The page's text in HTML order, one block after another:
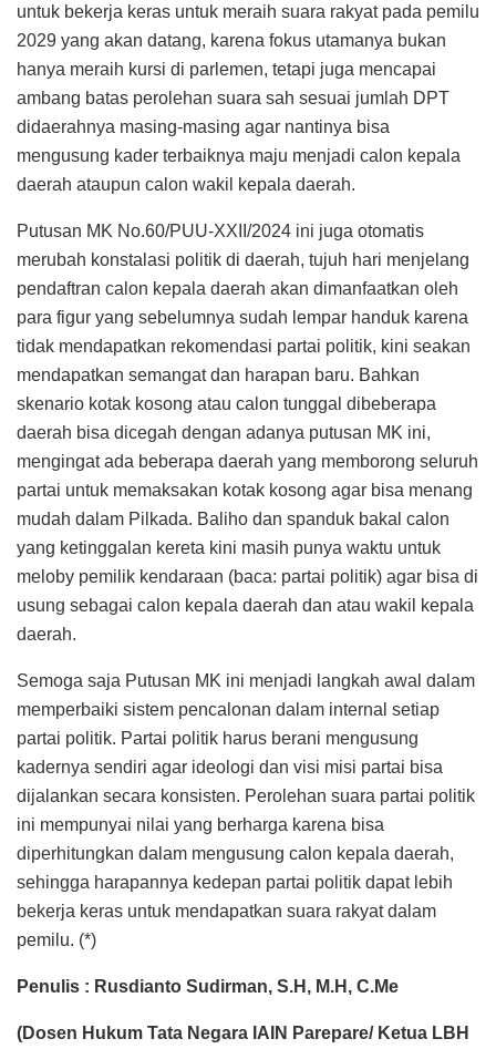
untuk bekerja keras untuk meraih suara rakyat pada pemilu
2029 yang akan datang, karena fokus utamanya bukan
hanya meraih kursi di parlemen, tetapi juga mencapai
ambang batas perolehan suara sah sesuai jumlah DPT
didaerahnya masing-masing agar nantinya bisa
mengusung kader terbaiknya maju menjadi calon kepala
daerah ataupun calon wakil kepala daerah.
Putusan MK No.60/PUU-XXII/2024 ini juga otomatis
merubah konstalasi politik di daerah, tujuh hari menjelang
pendaftran calon kepala daerah akan dimanfaatkan oleh
para figur yang sebelumnya sudah lempar handuk karena
tidak mendapatkan rekomendasi partai politik, kini seakan
mendapatkan semangat dan harapan baru. Bahkan
skenario kotak kosong atau calon tunggal dibeberapa
daerah bisa dicegah dengan adanya putusan MK ini,
mengingat ada beberapa daerah yang memborong seluruh
partai untuk memaksakan kotak kosong agar bisa menang
mudah dalam Pilkada. Baliho dan spanduk bakal calon
yang ketinggalan kereta kini masih punya waktu untuk
meloby pemilik kendaraan (baca: partai politik) agar bisa di
usung sebagai calon kepala daerah dan atau wakil kepala
daerah.
Semoga saja Putusan MK ini menjadi langkah awal dalam
memperbaiki sistem pencalonan dalam internal setiap
partai politik. Partai politik harus berani mengusung
kadernya sendiri agar ideologi dan visi misi partai bisa
dijalankan secara konsisten. Perolehan suara partai politik
ini mempunyai nilai yang berharga karena bisa
diperhitungkan dalam mengusung calon kepala daerah,
sehingga harapannya kedepan partai politik dapat lebih
bekerja keras untuk mendapatkan suara rakyat dalam
pemilu. (*)
Penulis : Rusdianto Sudirman, S.H, M.H, C.Me
(Dosen Hukum Tata Negara IAIN Parepare/ Ketua LBH